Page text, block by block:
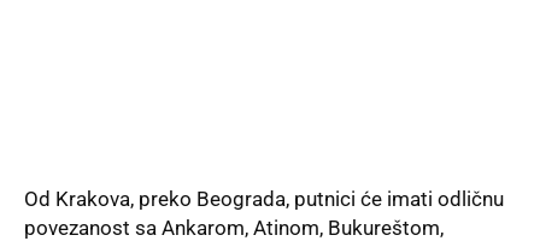
Od Krakova, preko Beograda, putnici će imati odličnu
povezanost sa Ankarom, Atinom, Bukureštom,